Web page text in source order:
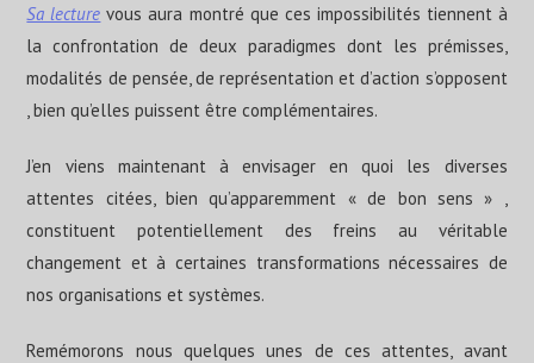
Sa lecture vous aura montré que ces impossibilités tiennent à
la confrontation de deux paradigmes dont les prémisses,
modalités de pensée, de représentation et d’action s’opposent
, bien qu’elles puissent être complémentaires.
J’en viens maintenant à envisager en quoi les diverses
attentes citées, bien qu’apparemment « de bon sens » ,
constituent potentiellement des freins au véritable
changement et à certaines transformations nécessaires de
nos organisations et systèmes.
Remémorons nous quelques unes de ces attentes, avant